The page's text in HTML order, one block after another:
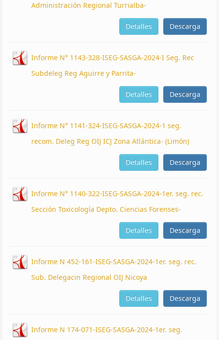
Administración Regional Turrialba-
Descarga
Detalles
Informe N° 1143-328-ISEG-SASGA-2024-I Seg. Rec
Subdeleg Reg Aguirre y Parrita-
Descarga
Detalles
Informe N° 1141-324-ISEG-SASGA-2024-1 seg.
recom. Deleg Reg OIJ ICJ Zona Atlántica- (Limón)
Descarga
Detalles
Informe N° 1140-322-ISEG-SASGA-2024-1er. seg. rec.
Sección Toxicología Depto. Ciencias Forenses-
Descarga
Detalles
Informe N 452-161-ISEG-SASGA-2024-1er. seg. rec.
Sub. Delegacin Regional OIJ Nicoya
Descarga
Detalles
Informe N 174-071-ISEG-SASGA-2024-1er. seg.